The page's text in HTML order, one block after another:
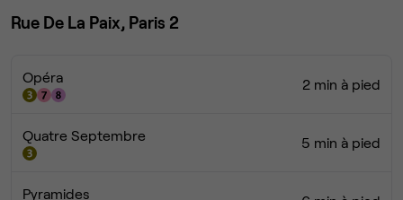
Rue De La Paix, Paris 2
Opéra 2 min à pied
Quatre Septembre 5 min à pied
Pyramides